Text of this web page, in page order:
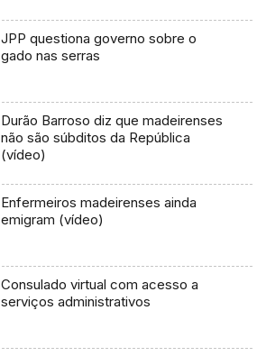
JPP questiona governo sobre o
gado nas serras
Durão Barroso diz que madeirenses
não são súbditos da República
(vídeo)
Enfermeiros madeirenses ainda
emigram (vídeo)
Consulado virtual com acesso a
serviços administrativos